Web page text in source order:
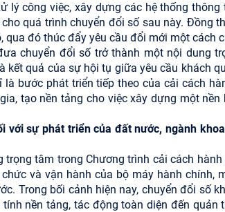
lý công việc, xây dựng các hệ thống
quá trình chuyển đổi số sau này. Đồng
qua đó thúc đẩy yêu cầu đổi mới một cách
chuyển đổi số trở thành một nội dung
kết quả của sự hội tụ giữa yêu cầu khách
bước phát triển tiếp theo của cải cách
tạo nền tảng cho việc xây dựng một
với sự phát triển của đất nước, ngành
tâm trong Chương trình cải cách
và vận hành của bộ máy hành chính,
Trong bối cảnh hiện nay, chuyển đổi số
nền tảng, tác động toàn diện đến quản